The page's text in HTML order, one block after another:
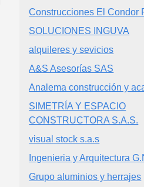
Construcciones El Condor
SOLUCIONES INGUVA
alquileres y sevicios
A&S Asesorías SAS
Analema construcción y
SIMETRÍA Y ESPACIO
CONSTRUCTORA S.A.S.
visual stock s.a.s
Ingenieria y Arquitectura
Grupo aluminios y herrajes